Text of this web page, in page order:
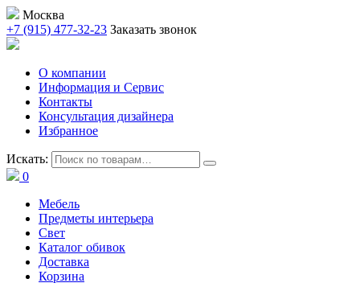
Москва
+7 (915) 477-32-23 Заказать звонок
О компании
Информация и Сервис
Контакты
Консультация дизайнера
Избранное
Искать:
0
Мебель
Предметы интерьера
Свет
Каталог обивок
Доставка
Корзина